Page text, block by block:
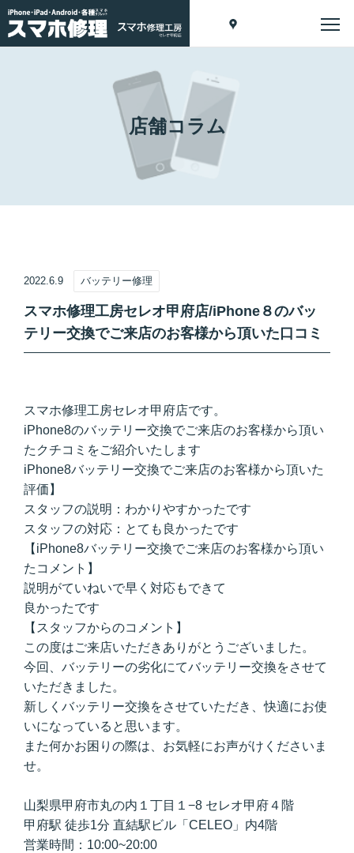
店舗コラム
2022.6.9 バッテリー修理
スマホ修理工房セレオ甲府店/iPhone８のバッ
テリー交換でご来店のお客様から頂いた口コミ
スマホ修理工房セレオ甲府店です。
iPhone8のバッテリー交換でご来店のお客様から頂い
たクチコミをご紹介いたします
iPhone8バッテリー交換でご来店のお客様から頂いた
評価】
スタッフの説明：わかりやすかったです
スタッフの対応：とても良かったです
【iPhone8バッテリー交換でご来店のお客様から頂い
たコメント】
説明がていねいで早く対応もできて
良かったです
【スタッフからのコメント】
この度はご来店いただきありがとうございました。
今回、バッテリーの劣化にてバッテリー交換をさせて
いただきました。
新しくバッテリー交換をさせていただき、快適にお使
いになっていると思います。
また何かお困りの際は、お気軽にお声がけくださいま
せ。
山梨県甲府市丸の内１丁目１−8 セレオ甲府４階
甲府駅 徒歩1分 直結駅ビル「CELEO」内4階
営業時間：10:00~20:00